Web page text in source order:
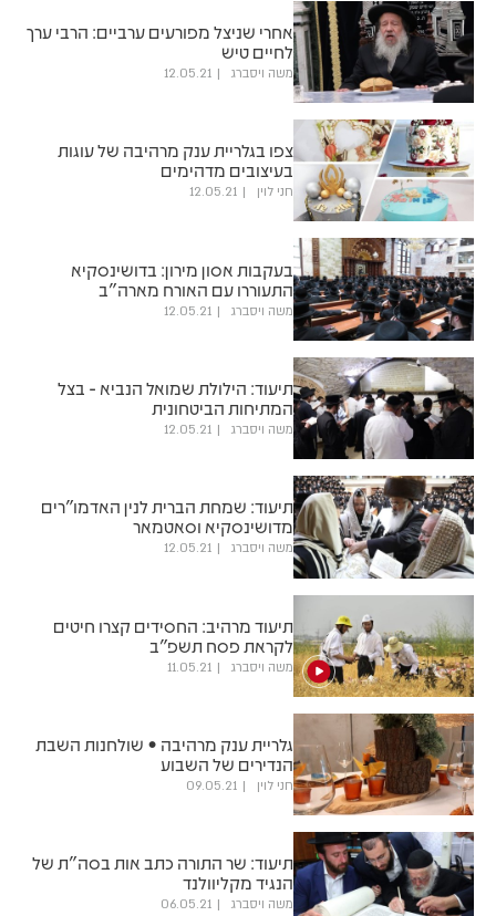
אחרי שניצל מפורעים ערביים: הרבי ערך
לחיים טיש
משה ויסברג 12.05.21
צפו בגלריית ענק מרהיבה של עוגות
בעיצובים מדהימים
חני לוין 12.05.21
בעקבות אסון מירון: בדושינסקיא
התעוררו עם האורח מארה"ב
משה ויסברג 12.05.21
תיעוד: הילולת שמואל הנביא - בצל
המתיחות הביטחונית
משה ויסברג 12.05.21
תיעוד: שמחת הברית לנין האדמו"רים
מדושינסקיא וסאטמאר
משה ויסברג 12.05.21
תיעוד מרהיב: החסידים קצרו חיטים
לקראת פסח תשפ"ב
משה ויסברג 11.05.21
גלריית ענק מרהיבה • שולחנות השבת
הנדירים של השבוע
חני לוין 09.05.21
תיעוד: שר התורה כתב אות בסה"ת של
הנגיד מקליוולנד
משה ויסברג 06.05.21